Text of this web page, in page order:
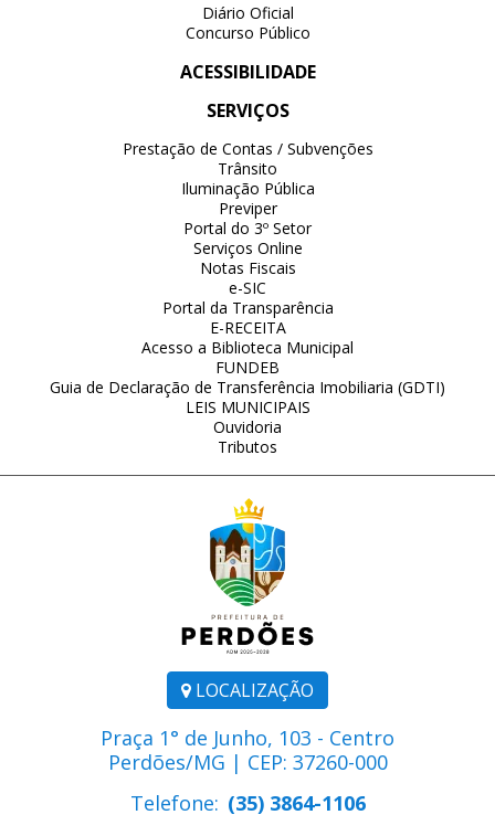
LOCALIZAÇÃO
Praça 1° de Junho, 103 - Centro
Perdões/MG | CEP: 37260-000
Telefone: (35) 3864-1106
Diário Oficial
Concurso Público
ACESSIBILIDADE
SERVIÇOS
Prestação de Contas / Subvenções
Trânsito
Iluminação Pública
Previper
Portal do 3º Setor
Serviços Online
Notas Fiscais
e-SIC
Portal da Transparência
E-RECEITA
Acesso a Biblioteca Municipal
FUNDEB
Guia de Declaração de Transferência Imobiliaria (GDTI)
LEIS MUNICIPAIS
Ouvidoria
Tributos